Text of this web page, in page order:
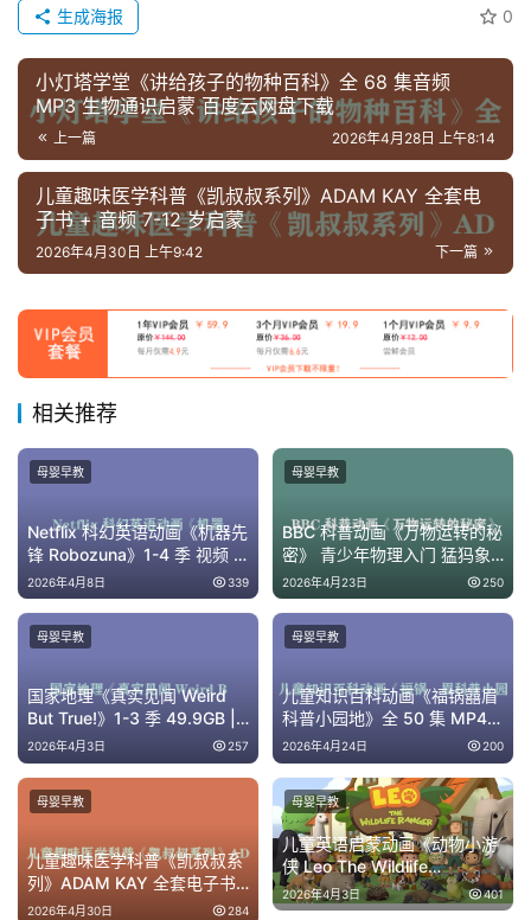
料
儿
童
国
学
启
蒙
童
语
启
0
生成海报
小灯塔学堂《讲给孩子的物种百科》全 68 集音频
MP3 生物通识启蒙 百度云网盘下载
上一篇 2026年4月28日 上午8:14
儿童趣味医学科普《凯叔叔系列》ADAM KAY 全套电
子书 + 音频 7-12 岁启蒙
下一篇
2026年4月30日 上午9:42
相关推荐
Netflix 科幻英语动画《机器先
锋 Robozuna》1-4 季 视频 +
音频 全集 [10.68GB]
2026年4月8日 339
母婴早教
BBC 科普动画《万物运转的秘
密》 青少年物理入门 猛犸象
趣味讲机械原理 全 26 集
2026年4月23日 250
母婴早教
国家地理《真实见闻 Weird
But True!》1-3 季 49.9GB |
少儿趣味科普英文动画
2026年4月3日 257
母婴早教
儿童知识百科动画《福锅囍眉
科普小园地》全 50 集 MP4
1.42GB 趣味科普启蒙 百度云
下载
2026年4月24日 200
母婴早教
儿童趣味医学科普《凯叔叔系
列》ADAM KAY 全套电子书
+ 音频 7-12 岁启蒙
2026年4月30日 284
母婴早教
儿童英语启蒙动画《动物小游
侠 Leo The Wildlife
Ranger》全集 高清动画
[5.02GB]
2026年4月3日 401
母婴早教